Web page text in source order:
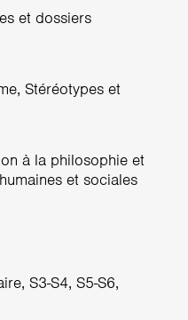
et dossiers
Stéréotypes et
à la philosophie et
et sociales
S3-S4, S5-S6,